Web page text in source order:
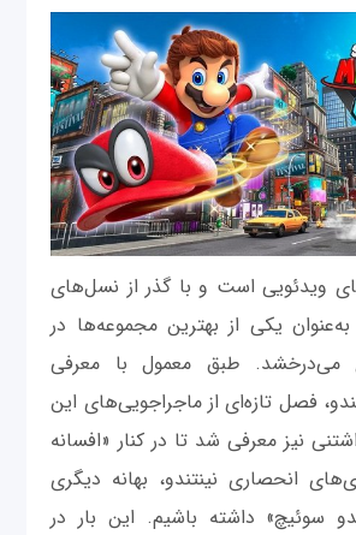
ویدئویی است و با گذر از نسل‌های
یکی از بهترین مجموعه‌ها در
می‌درخشد. طبق معمول با معرفی
فصل تازه‌ای از ماجراجویی‌های این
نیز معرفی شد تا در کنار «افسانه
انحصاری نینتندو، بهانه دیگری
سوئیچ» داشته باشیم. این بار در